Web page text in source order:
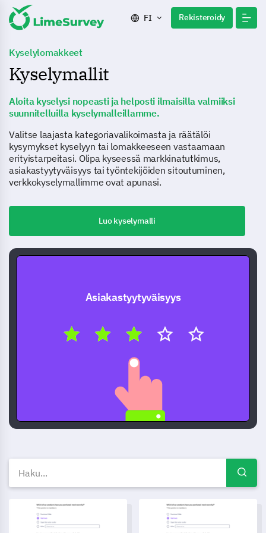
FI Rekisteroidy
Kyselylomakkeet
Kyselymallit
Aloita kyselysi nopeasti ja helposti ilmaisilla valmiiksi
suunnitelluilla kyselymalleillamme.
Valitse laajasta kategoriavalikoimasta ja räätälöi
kysymykset kyselyyn tai lomakkeeseen vastaamaan
erityistarpeitasi. Olipa kyseessä markkinatutkimus,
asiakastyytyväisyys tai työntekijöiden sitoutuminen,
verkkokyselymallimme ovat apunasi.
Luo kyselymalli
Asiakastyytyväisyys
Ilmaiset kyselymallit —
Kurssiarviointikyselymalli Johtajuusosaamisen 360-